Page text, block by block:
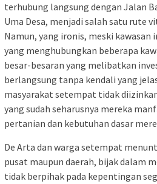
terhubung langsung dengan Jalan
Uma Desa, menjadi salah satu rute
Namun, yang ironis, meski
yang menghubungkan beberapa
besar-besaran yang melibatkan
berlangsung tanpa kendali yang
masyarakat setempat tidak
yang sudah seharusnya mereka
pertanian dan kebutuhan dasar
De Arta dan warga setempat
pusat maupun daerah, bijak dalam
tidak berpihak pada kepentingan